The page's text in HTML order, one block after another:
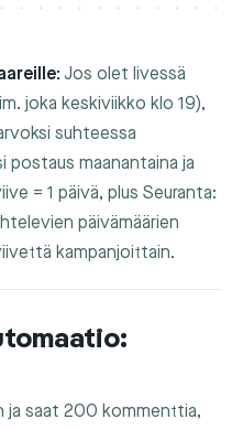
Jos olet livessä
joka keskiviikko klo 19),
suhteessa
postaus maanantaina ja
= 1 päivä, plus Seuranta:
päivämäärien
kampanjoittain.
ja saat 200 kommenttia,